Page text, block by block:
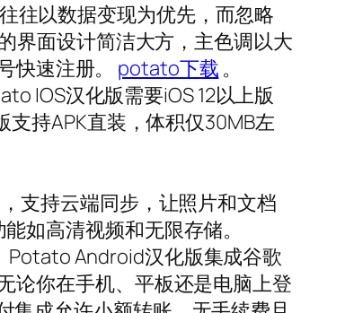
往以数据变现为优先，而忽略
界面设计简洁大方，主色调以大
快速注册。 potato下载 。
IOS汉化版需要iOS 12以上版
持APK直装，体积仅30MB左
支持云端同步，让照片和文档
如高清视频和无限存储。
Potato Android汉化版集成谷歌
论你在手机、平板还是电脑上登